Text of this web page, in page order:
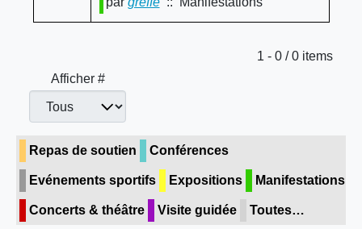
Limite de la pagination
1 - 0 / 0 items
Afficher #
Repas de soutien Conférences
Evénements sportifs Expositions Manifestations
Concerts & théâtre Visite guidée Toutes…